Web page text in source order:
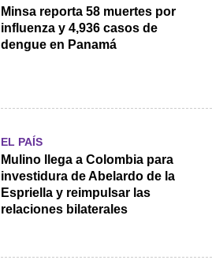
Minsa reporta 58 muertes por
influenza y 4,936 casos de
dengue en Panamá
EL PAÍS
Mulino llega a Colombia para
investidura de Abelardo de la
Espriella y reimpulsar las
relaciones bilaterales